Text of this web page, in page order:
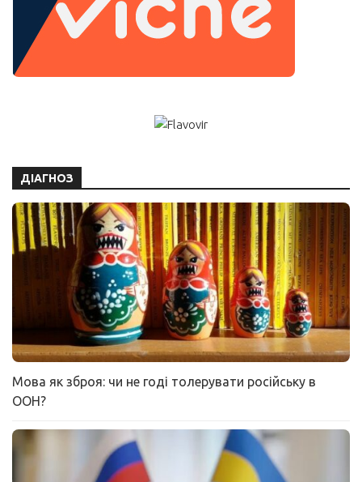
ДІАГНОЗ
Мова як зброя: чи не годі толерувати російську в
ООН?